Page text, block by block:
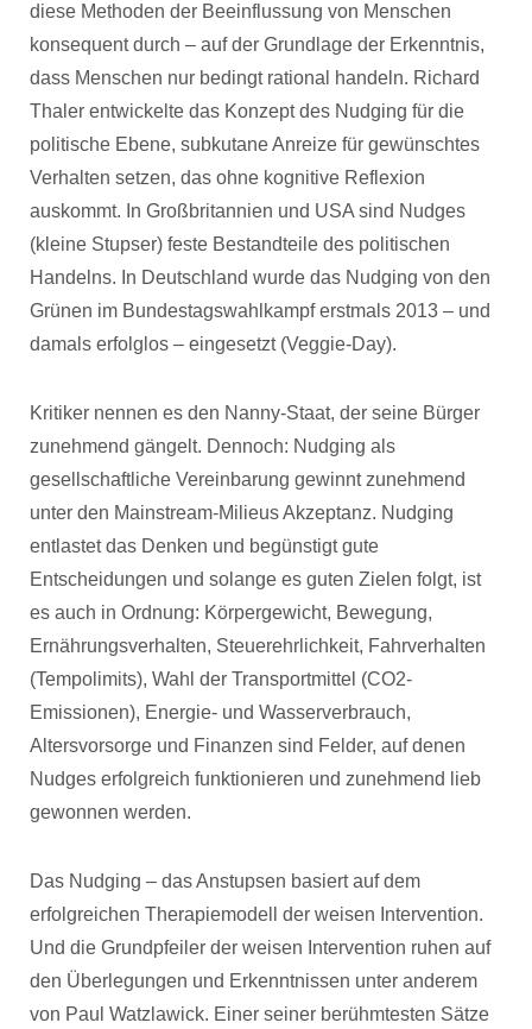
diese Methoden der Beeinflussung von Menschen
konsequent durch – auf der Grundlage der Erkenntnis,
dass Menschen nur bedingt rational handeln. Richard
Thaler entwickelte das Konzept des Nudging für die
politische Ebene, subkutane Anreize für gewünschtes
Verhalten setzen, das ohne kognitive Reflexion
auskommt. In Großbritannien und USA sind Nudges
(kleine Stupser) feste Bestandteile des politischen
Handelns. In Deutschland wurde das Nudging von den
Grünen im Bundestagswahlkampf erstmals 2013 – und
damals erfolglos – eingesetzt (Veggie-Day).
Kritiker nennen es den Nanny-Staat, der seine Bürger
zunehmend gängelt. Dennoch: Nudging als
gesellschaftliche Vereinbarung gewinnt zunehmend
unter den Mainstream-Milieus Akzeptanz. Nudging
entlastet das Denken und begünstigt gute
Entscheidungen und solange es guten Zielen folgt, ist
es auch in Ordnung: Körpergewicht, Bewegung,
Ernährungsverhalten, Steuerehrlichkeit, Fahrverhalten
(Tempolimits), Wahl der Transportmittel (CO2-
Emissionen), Energie- und Wasserverbrauch,
Altersvorsorge und Finanzen sind Felder, auf denen
Nudges erfolgreich funktionieren und zunehmend lieb
gewonnen werden.
Das Nudging – das Anstupsen basiert auf dem
erfolgreichen Therapiemodell der weisen Intervention.
Und die Grundpfeiler der weisen Intervention ruhen auf
den Überlegungen und Erkenntnissen unter anderem
von Paul Watzlawick. Einer seiner berühmtesten Sätze